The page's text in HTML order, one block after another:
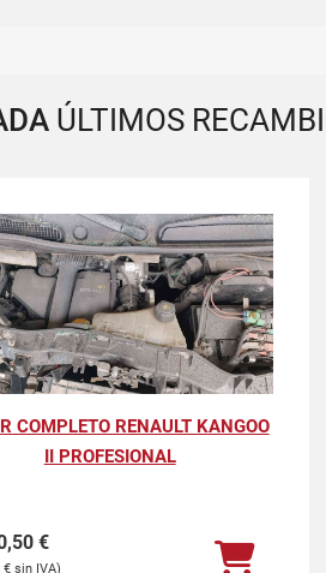
ÚLTIMOS
COMPLETO RENAULT KANGOO
II PROFESIONAL
€
€